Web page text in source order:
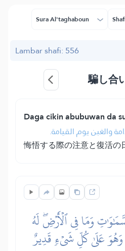
Sura Al'taghaboun
Lambar shafi: 556
騙し合
Daga cikin abubuwan da
والغبن يوم القيامة.
悔悟する際の注意と復活の
وَمَا فِي ٱلۡأَرۡضِۖ لَهُ
عَلَىٰ كُلِّ شَيۡءٖ قَدِيرٌ